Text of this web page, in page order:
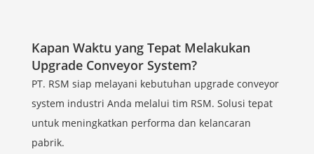
Kapan Waktu yang Tepat Melakukan
Upgrade Conveyor System?
PT. RSM siap melayani kebutuhan upgrade conveyor
system industri Anda melalui tim RSM. Solusi tepat
untuk meningkatkan performa dan kelancaran
pabrik.